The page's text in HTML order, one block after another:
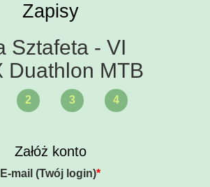
Zapisy
Sztafeta - VI
Duathlon MTB
2 3 4
Załóż konto
E-mail (Twój login)*